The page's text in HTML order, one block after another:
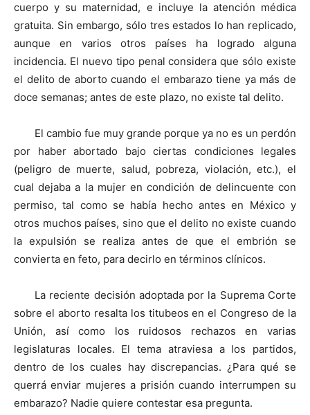
cuerpo y su maternidad, e incluye la atención médica
gratuita. Sin embargo, sólo tres estados lo han replicado,
aunque en varios otros países ha logrado alguna
incidencia. El nuevo tipo penal considera que sólo existe
el delito de aborto cuando el embarazo tiene ya más de
doce semanas; antes de este plazo, no existe tal delito.
El cambio fue muy grande porque ya no es un perdón
por haber abortado bajo ciertas condiciones legales
(peligro de muerte, salud, pobreza, violación, etc.), el
cual dejaba a la mujer en condición de delincuente con
permiso, tal como se había hecho antes en México y
otros muchos países, sino que el delito no existe cuando
la expulsión se realiza antes de que el embrión se
convierta en feto, para decirlo en términos clínicos.
La reciente decisión adoptada por la Suprema Corte
sobre el aborto resalta los titubeos en el Congreso de la
Unión, así como los ruidosos rechazos en varias
legislaturas locales. El tema atraviesa a los partidos,
dentro de los cuales hay discrepancias. ¿Para qué se
querrá enviar mujeres a prisión cuando interrumpen su
embarazo? Nadie quiere contestar esa pregunta.